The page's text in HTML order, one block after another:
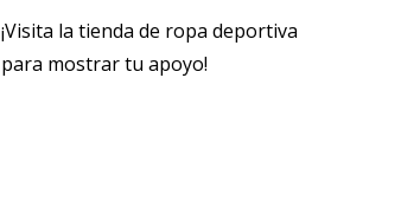
¡Visita la tienda de ropa deportiva
para mostrar tu apoyo!